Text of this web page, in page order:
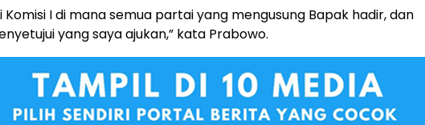
Komisi I di mana semua partai yang mengusung Bapak hadir, dan
yang saya ajukan,” kata Prabowo.